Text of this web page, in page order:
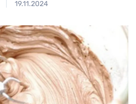
19.11.2024